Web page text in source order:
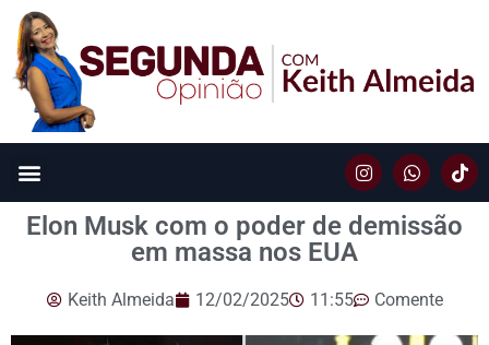
Elon Musk com o poder de demissão
em massa nos EUA
Keith Almeida 12/02/2025 11:55 Comente